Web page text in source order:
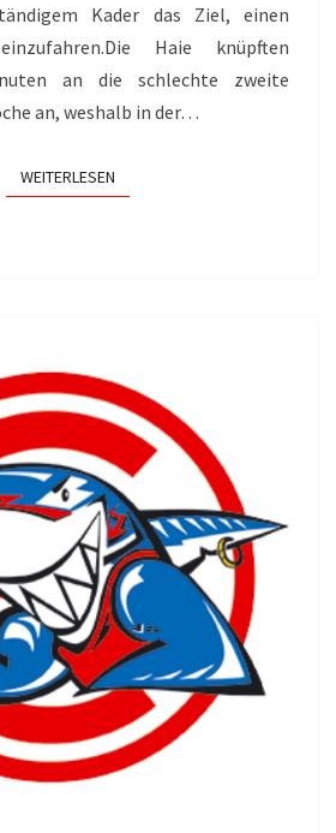
Kader das Ziel, einen
Haie knüpften
an die schlechte zweite
an, weshalb in der…
WEITERLESENWEITERLESEN